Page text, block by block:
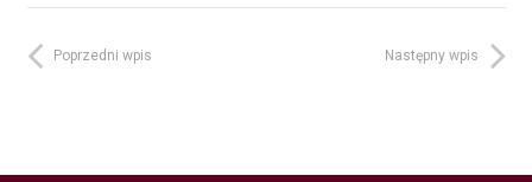
Poprzedni wpis Następny wpis